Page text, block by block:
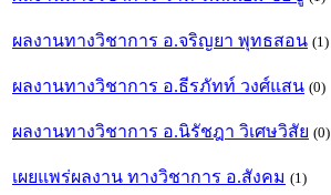
ผลงานทางวิชาการ อ.จริญยา พุทธสอน (1)
ผลงานทางวิชาการ อ.ธีรภัทท์ วงศ์แสน (0)
ผลงานทางวิชาการ อ.นิรัชฎา วิเศษวิสัย (0)
เผยแพร่ผลงาน ทางวิชาการ อ.สังคม (1)